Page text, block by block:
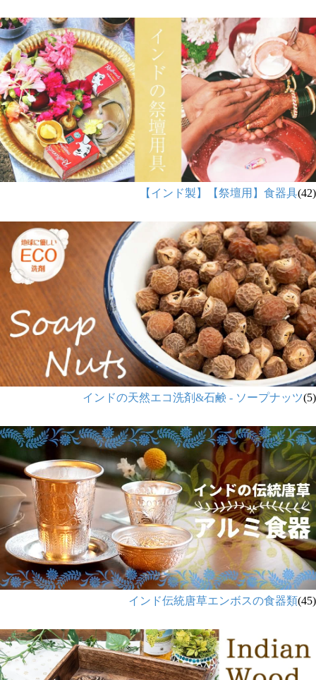
【インド製】【祭壇用】食器具(42)
インドの天然エコ洗剤&石鹸 - ソープナッツ(5)
インド伝統唐草エンボスの食器類(45)